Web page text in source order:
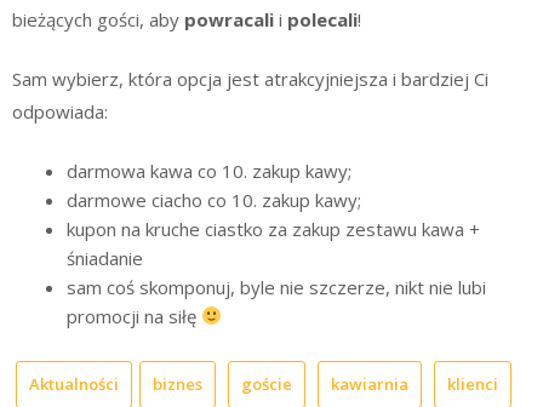
bieżących gości, aby powracali i polecali!
Sam wybierz, która opcja jest atrakcyjniejsza i bardziej Ci
odpowiada:
darmowa kawa co 10. zakup kawy;
darmowe ciacho co 10. zakup kawy;
kupon na kruche ciastko za zakup zestawu kawa +
śniadanie
sam coś skomponuj, byle nie szczerze, nikt nie lubi
promocji na siłę
Aktualności biznes goście kawiarnia klienci